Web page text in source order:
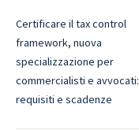
Certificare il tax control
framework, nuova
specializzazione per
commercialisti e avvocati:
requisiti e scadenze